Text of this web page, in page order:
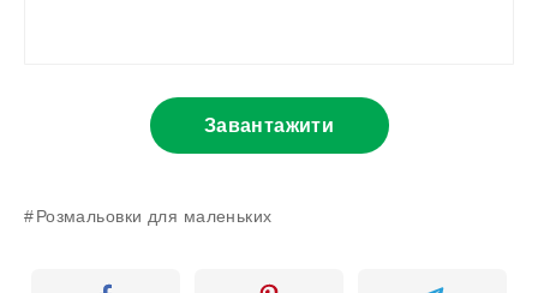
Завантажити
Розмальовки для маленьких